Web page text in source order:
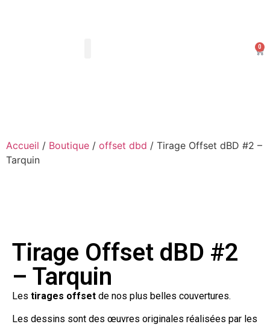
0
Accueil / Boutique / offset dbd / Tirage Offset dBD #2 –
Tarquin
Tirage Offset dBD #2
– Tarquin
Les tirages offset de nos plus belles couvertures.
Les dessins sont des œuvres originales réalisées par les